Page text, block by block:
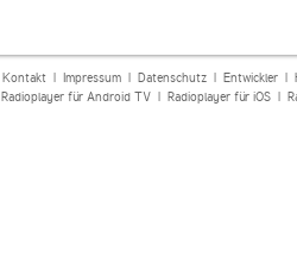
Kontakt| Impressum| Datenschutz| Entwickler|
Radioplayer für Android TV| Radioplayer für iOS|